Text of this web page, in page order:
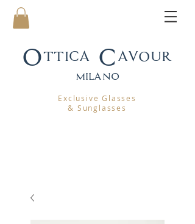
Ottica Cavour
milano
Exclusive Glasses
& Sunglasses